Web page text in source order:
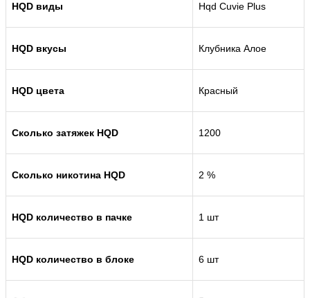
HQD виды Hqd Cuvie Plus
HQD вкусы Клубника Алое
HQD цвета Красный
Сколько затяжек HQD 1200
Сколько никотина HQD 2 %
HQD количество в пачке 1 шт
HQD количество в блоке 6 шт